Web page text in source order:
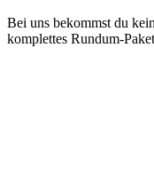
Bei uns bekommst du
komplettes Rundum-